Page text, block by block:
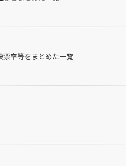
票率等をまとめた一覧